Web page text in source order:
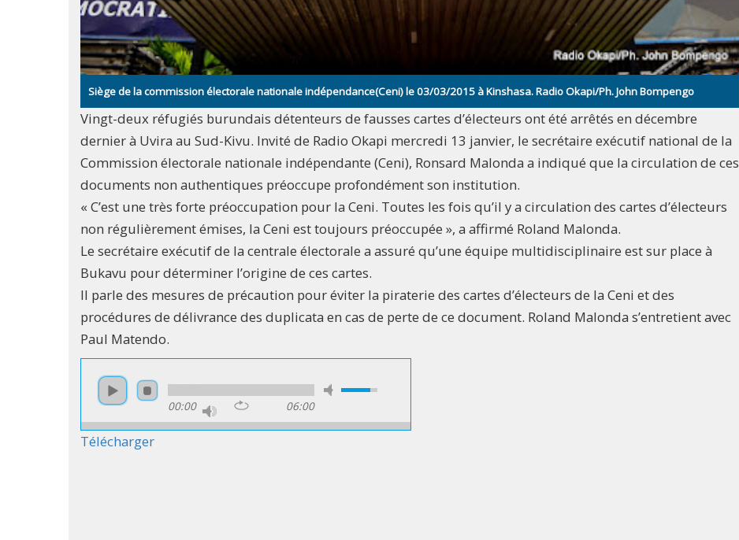
Siège de la commission électorale nationale indépendance(Ceni) le 03/03/2015 à Kinshasa. Radio Okapi/Ph. John Bompengo
Vingt-deux réfugiés burundais détenteurs de fausses cartes d’électeurs ont été arrêtés en décembre
dernier à Uvira au Sud-Kivu. Invité de Radio Okapi mercredi 13 janvier, le secrétaire exécutif national de la
Commission électorale nationale indépendante (Ceni), Ronsard Malonda a indiqué que la circulation de ces
documents non authentiques préoccupe profondément son institution.
« C’est une très forte préoccupation pour la Ceni. Toutes les fois qu’il y a circulation des cartes d’électeurs
non régulièrement émises, la Ceni est toujours préoccupée », a affirmé Roland Malonda.
Le secrétaire exécutif de la centrale électorale a assuré qu’une équipe multidisciplinaire est sur place à
Bukavu pour déterminer l’origine de ces cartes.
Il parle des mesures de précaution pour éviter la piraterie des cartes d’électeurs de la Ceni et des
procédures de délivrance des duplicata en cas de perte de ce document. Roland Malonda s’entretient avec
Paul Matendo.
00:00 06:00
Télécharger